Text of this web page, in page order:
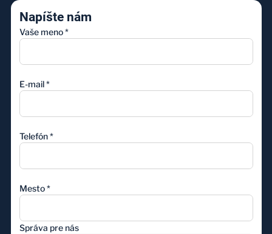
Napíšte nám
Vaše meno *
E-mail *
Telefón *
Mesto *
Správa pre nás